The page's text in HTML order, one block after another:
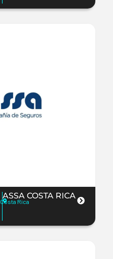
ASSA COSTA RICA
Costa Rica